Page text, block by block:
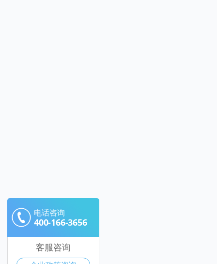
电话咨询
400-166-3656
客服咨询